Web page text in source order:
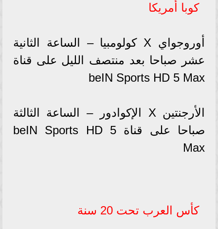
كوبا أمريكا
أوروجواي X كولومبيا – الساعة الثانية
عشر صباحا بعد منتصف الليل على قناة
beIN Sports HD 5 Max
الأرجنتين X الإكوادور – الساعة الثالثة
صباحا على قناة beIN Sports HD 5
Max
كأس العرب تحت 20 سنة